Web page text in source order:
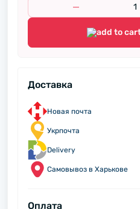
Доставка
Новая почта
Укрпочта
Delivery
Самовывоз в Харькове
Оплата